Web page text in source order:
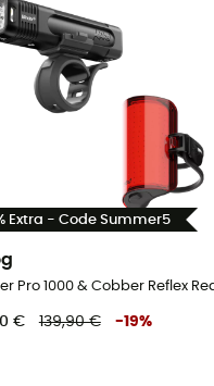
Extra - Code Summer5
€ 139,90 € -19%